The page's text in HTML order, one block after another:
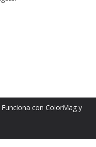
Funciona con ColorMag y